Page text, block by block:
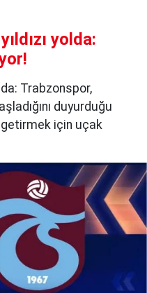
yolda:
Trabzonspor,
duyurduğu
getirmek için uçak